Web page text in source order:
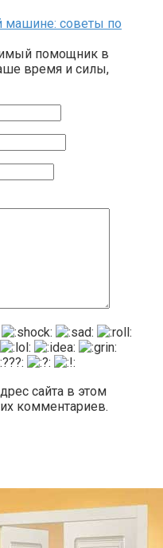
машине: советы по
помощник в
время и силы,
сайта в этом
комментариев.